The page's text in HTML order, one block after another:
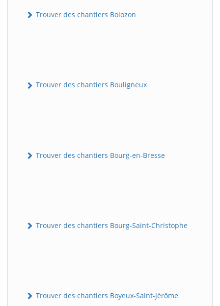
Trouver des chantiers Bolozon
Trouver des chantiers Bouligneux
Trouver des chantiers Bourg-en-Bresse
Trouver des chantiers Bourg-Saint-Christophe
Trouver des chantiers Boyeux-Saint-Jérôme